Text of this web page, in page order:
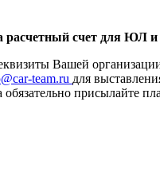
расчетный счет для ЮЛ
Вашей
team.ru для
обязательно присылайте